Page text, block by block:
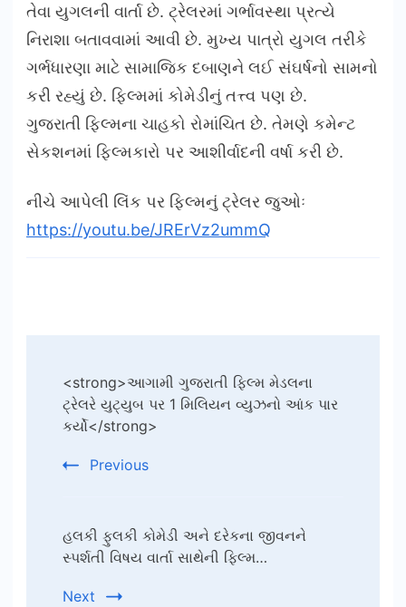
તેવા યુગલની વાર્તા છે. ટ્રેલરમાં ગર્ભાવસ્થા પ્રત્યે
નિરાશા બતાવવામાં આવી છે. મુખ્ય પાત્રો યુગલ તરીકે
ગર્ભધારણા માટે સામાજિક દબાણને લઈ સંઘર્ષનો સામનો
કરી રહ્યું છે. ફિલ્મમાં કોમેડીનું તત્ત્વ પણ છે.
ગુજરાતી ફિલ્મના ચાહકો રોમાંચિત છે. તેમણે કમેન્ટ
સેકશનમાં ફિલ્મકારો પર આશીર્વાદની વર્ષા કરી છે.
નીચે આપેલી લિંક પર ફિલ્મનું ટ્રેલર જુઓઃ
https://youtu.be/JRErVz2ummQ
Navigation
<strong>આગામી ગુજરાતી ફિલ્મ મેડલના
ટ્રેલરે યુટ્યુબ પર 1 મિલિયન વ્યુઝનો આંક પાર
કર્યો</strong>
Previous
હલકી ફુલકી કોમેડી અને દરેકના જીવનને
સ્પર્શતી વિષય વાર્તા સાથેની ફિલ્મ…
Next